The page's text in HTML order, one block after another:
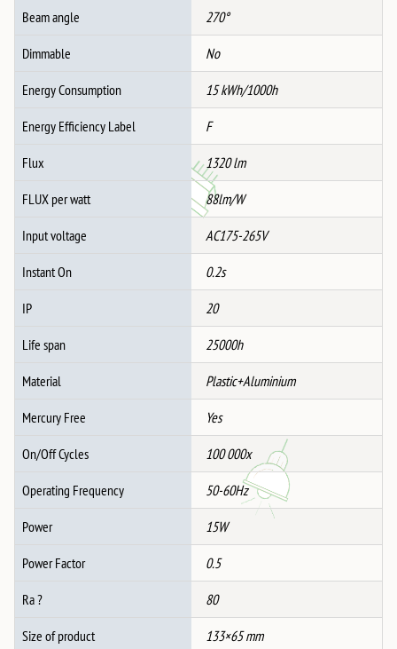
265V
количина
Beam angle 270°
Dimmable No
Energy Consumption 15 kWh/1000h
Energy Efficiency Label F
Flux 1320 lm
FLUX per watt 88lm/W
Input voltage AC175-265V
Instant On 0.2s
IP 20
Life span 25000h
Material Plastic+Aluminium
Mercury Free Yes
On/Off Cycles 100 000x
Operating Frequency 50-60Hz
Power 15W
Power Factor 0.5
Ra ? 80
Size of product 133×65 mm